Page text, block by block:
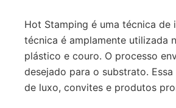
Hot Stamping é uma técnica de
técnica é amplamente utilizada
plástico e couro. O processo
desejado para o substrato.
de luxo, convites e produtos